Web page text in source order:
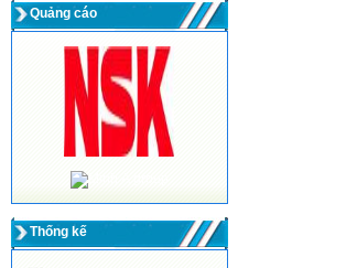
Quảng cáo
Thống kế